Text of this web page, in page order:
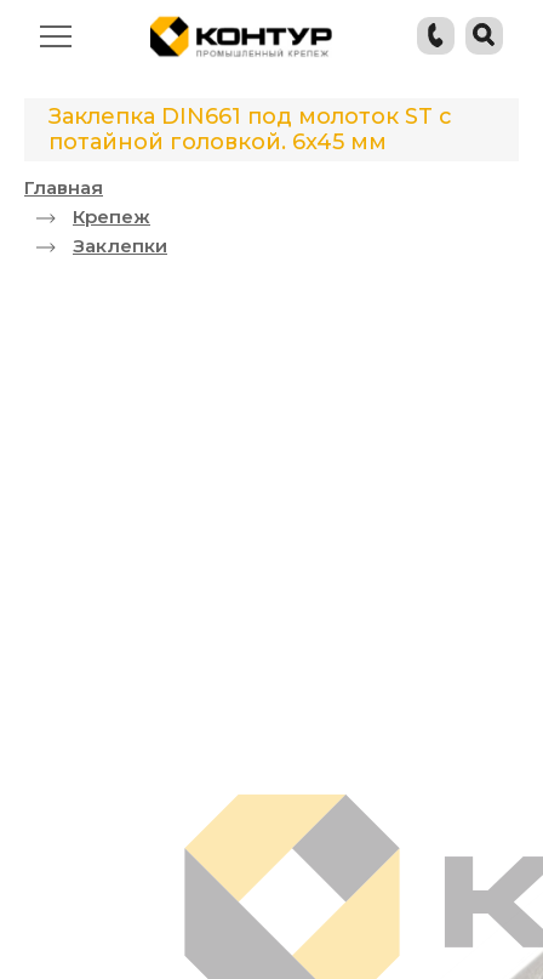
Заклепка DIN661 под молоток ST с
потайной головкой. 6x45 мм
Главная
Крепеж
Заклепки